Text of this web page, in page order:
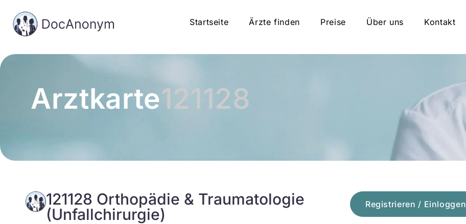
Startseite Ärzte finden Preise Über uns Kontakt
Arztkarte121128
121128 Orthopädie & Traumatologie
(Unfallchirurgie)
Registrieren / Einloggen